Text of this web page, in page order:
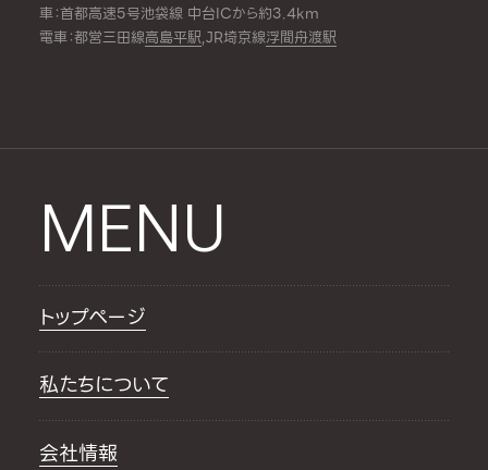
車：首都高速5号池袋線 中台ICから約3.4km
電車：都営三田線高島平駅,JR埼京線浮間舟渡駅
MENU
トップページ
私たちについて
会社情報